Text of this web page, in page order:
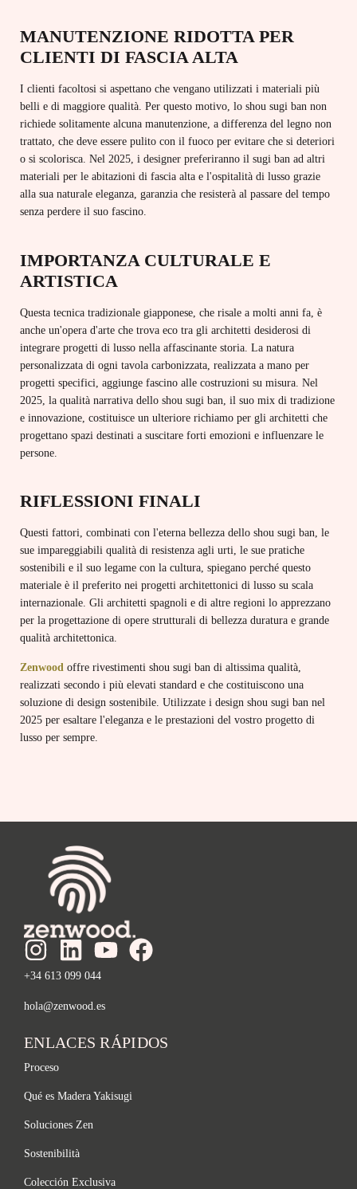
MANUTENZIONE RIDOTTA PER
CLIENTI DI FASCIA ALTA
I clienti facoltosi si aspettano che vengano utilizzati i materiali più
belli e di maggiore qualità. Per questo motivo, lo shou sugi ban non
richiede solitamente alcuna manutenzione, a differenza del legno non
trattato, che deve essere pulito con il fuoco per evitare che si deteriori
o si scolorisca. Nel 2025, i designer preferiranno il sugi ban ad altri
materiali per le abitazioni di fascia alta e l'ospitalità di lusso grazie
alla sua naturale eleganza, garanzia che resisterà al passare del tempo
senza perdere il suo fascino.
IMPORTANZA CULTURALE E
ARTISTICA
Questa tecnica tradizionale giapponese, che risale a molti anni fa, è
anche un'opera d'arte che trova eco tra gli architetti desiderosi di
integrare progetti di lusso nella affascinante storia. La natura
personalizzata di ogni tavola carbonizzata, realizzata a mano per
progetti specifici, aggiunge fascino alle costruzioni su misura. Nel
2025, la qualità narrativa dello shou sugi ban, il suo mix di tradizione
e innovazione, costituisce un ulteriore richiamo per gli architetti che
progettano spazi destinati a suscitare forti emozioni e influenzare le
persone.
RIFLESSIONI FINALI
Questi fattori, combinati con l'eterna bellezza dello shou sugi ban, le
sue impareggiabili qualità di resistenza agli urti, le sue pratiche
sostenibili e il suo legame con la cultura, spiegano perché questo
materiale è il preferito nei progetti architettonici di lusso su scala
internazionale. Gli architetti spagnoli e di altre regioni lo apprezzano
per la progettazione di opere strutturali di bellezza duratura e grande
qualità architettonica.
Zenwood offre rivestimenti shou sugi ban di altissima qualità,
realizzati secondo i più elevati standard e che costituiscono una
soluzione di design sostenibile. Utilizzate i design shou sugi ban nel
2025 per esaltare l'eleganza e le prestazioni del vostro progetto di
lusso per sempre.
+34 613 099 044
hola@zenwood.es
ENLACES RÁPIDOS
Proceso
Qué es Madera Yakisugi
Soluciones Zen
Sostenibilità
Colección Exclusiva